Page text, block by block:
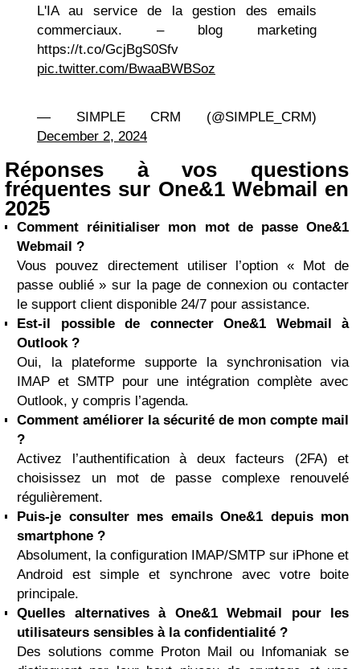
L'IA au service de la gestion des emails
commerciaux. – blog marketing
https://t.co/GcjBgS0Sfv
pic.twitter.com/BwaaBWBSoz
— SIMPLE CRM (@SIMPLE_CRM)
December 2, 2024
Réponses à vos questions
fréquentes sur One&1 Webmail en
2025
Comment réinitialiser mon mot de passe One&1
Webmail ?
Vous pouvez directement utiliser l’option « Mot de
passe oublié » sur la page de connexion ou contacter
le support client disponible 24/7 pour assistance.
Est-il possible de connecter One&1 Webmail à
Outlook ?
Oui, la plateforme supporte la synchronisation via
IMAP et SMTP pour une intégration complète avec
Outlook, y compris l’agenda.
Comment améliorer la sécurité de mon compte mail
?
Activez l’authentification à deux facteurs (2FA) et
choisissez un mot de passe complexe renouvelé
régulièrement.
Puis-je consulter mes emails One&1 depuis mon
smartphone ?
Absolument, la configuration IMAP/SMTP sur iPhone et
Android est simple et synchrone avec votre boite
principale.
Quelles alternatives à One&1 Webmail pour les
utilisateurs sensibles à la confidentialité ?
Des solutions comme Proton Mail ou Infomaniak se